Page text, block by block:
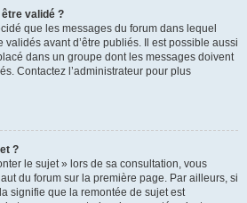
validé ?
que les messages du forum dans lequel
validés avant d’être publiés. Il est possible aussi
dans un groupe dont les messages doivent
Contactez l’administrateur pour plus
?
le sujet » lors de sa consultation, vous
du forum sur la première page. Par ailleurs, si
signifie que la remontée de sujet est